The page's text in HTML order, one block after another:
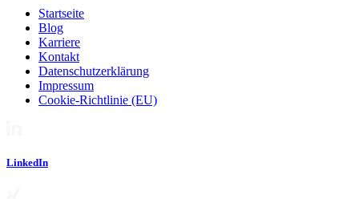
Startseite
Blog
Karriere
Kontakt
Datenschutzerklärung
Impressum
Cookie-Richtlinie (EU)
LinkedIn